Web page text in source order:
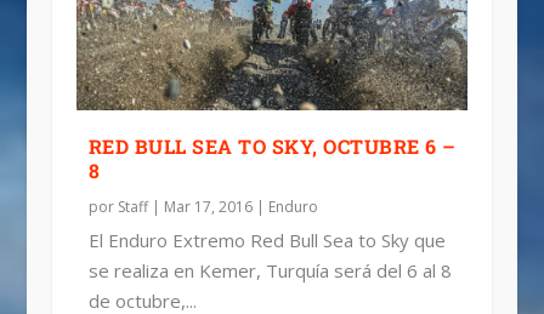
RED BULL SEA TO SKY, OCTUBRE 6 –
8
por Staff| Mar 17, 2016| Enduro
El Enduro Extremo Red Bull Sea to Sky que
se realiza en Kemer, Turquía será del 6 al 8
de octubre,...